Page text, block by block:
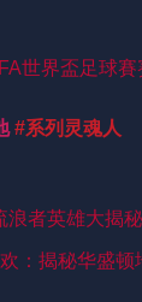
世界盃足球賽
#系列灵魂人
浪者英雄大揭秘
：揭秘华盛顿